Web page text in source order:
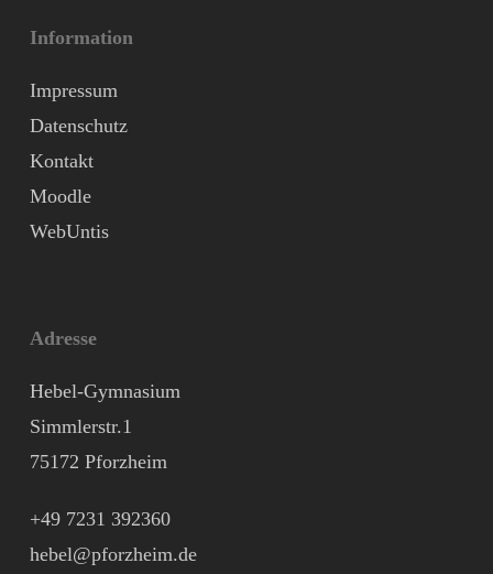
Information
Impressum
Datenschutz
Kontakt
Moodle
WebUntis
Adresse
Hebel-Gymnasium
Simmlerstr.1
75172 Pforzheim
+49 7231 392360
hebel@pforzheim.de